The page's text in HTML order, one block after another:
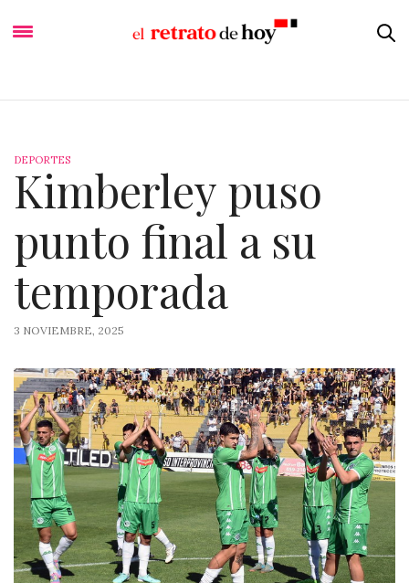
DEPORTES
Kimberley puso
punto final a su
temporada
3 NOVIEMBRE, 2025